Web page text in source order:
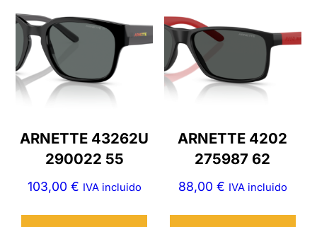
ARNETTE 43262U
290022 55
103,00 € IVA incluido
ARNETTE 4202
275987 62
88,00 € IVA incluido